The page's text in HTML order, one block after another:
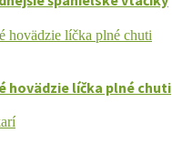
hovädzie líčka plné chuti